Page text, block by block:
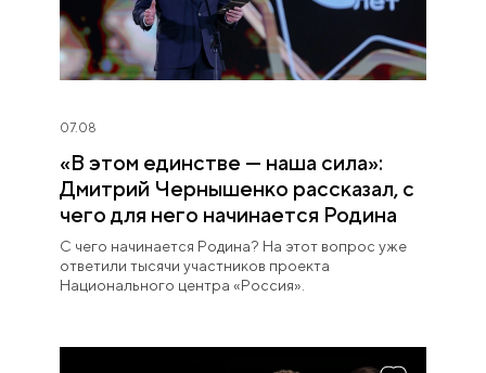
07.08
«В этом единстве — наша сила»:
Дмитрий Чернышенко рассказал, с
чего для него начинается Родина
С чего начинается Родина? На этот вопрос уже
ответили тысячи участников проекта
Национального центра «Россия».